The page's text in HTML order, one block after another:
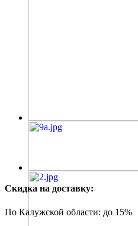
Скидка на доставку:
По Калужской области: до 15%